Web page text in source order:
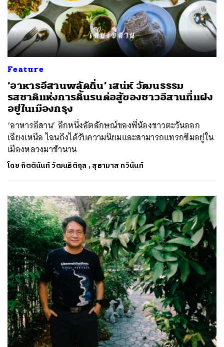
Feature
‘อาหารอีสานพลัดถิ่น’ เสน่ห์ วัฒนธรรม
รสชาติแห่งการดิ้นรนต่อสู้ของชาวอีสานที่แฝง
อยู่ในเมืองกรุง
‘อาหารอีสาน’ อีกหนึ่งอัตลักษณ์ของพี่น้องชาวตะวันออก
เฉียงเหนือ ไฉนถึงได้รับความนิยมและสามารถแทรกซึมอยู่ใน
เมืองหลวงมาช้านาน
โดย กิตตินันท์ วัฒนธิติกุล ,สุธามาส ทวินันท์